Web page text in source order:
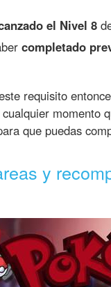
el Nivel 8
completado
requisito
momento
que puedas
y